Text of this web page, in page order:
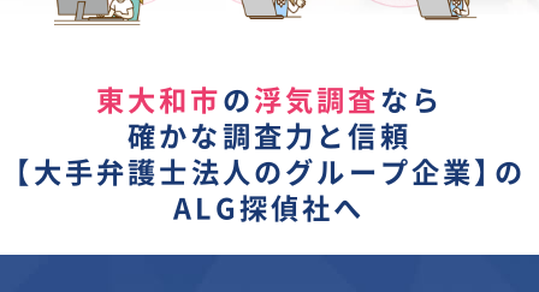
東大和市 の 浮気調査 なら
確かな調査力と信頼
【 大手弁護士法人のグループ企業】の
ALG探偵社へ